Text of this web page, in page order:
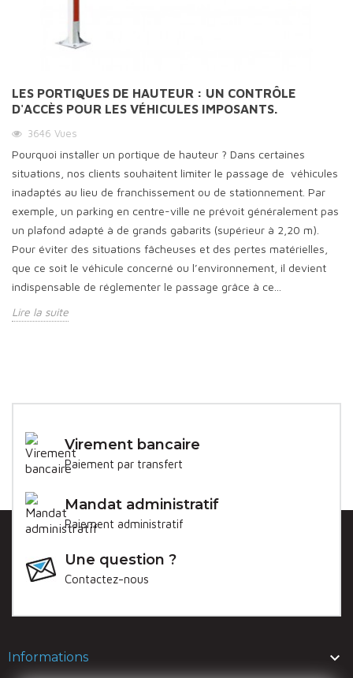
LES PORTIQUES DE HAUTEUR : UN CONTRÔLE
D'ACCÈS POUR LES VÉHICULES IMPOSANTS.
3646 Vues
Pourquoi installer un portique de hauteur ? Dans certaines
situations, nos clients souhaitent limiter le passage de véhicules
inadaptés au lieu de franchissement ou de stationnement. Par
exemple, un parking en centre-ville ne prévoit généralement pas
un plafond adapté à de grands gabarits (supérieur à 2,20 m).
Pour éviter des situations fâcheuses et des pertes matérielles,
que ce soit le véhicule concerné ou l’environnement, il devient
indispensable de réglementer le passage grâce à ce...
Lire la suite
Virement bancaire
Paiement par transfert
Mandat administratif
Paiement administratif
Une question ?
Contactez-nous
Informations 